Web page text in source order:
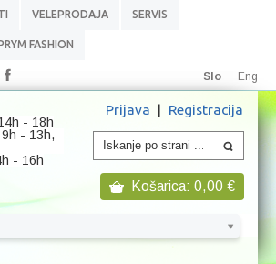
VELEPRODAJA SERVIS
FASHION
Slo Eng
- 18h
- 13h,
- 16h
Prijava | Registracija
Košarica: 0,00 €